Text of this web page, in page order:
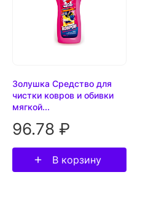
Золушка Средство для
чистки ковров и обивки
мягкой...
96.78 ₽
В корзину